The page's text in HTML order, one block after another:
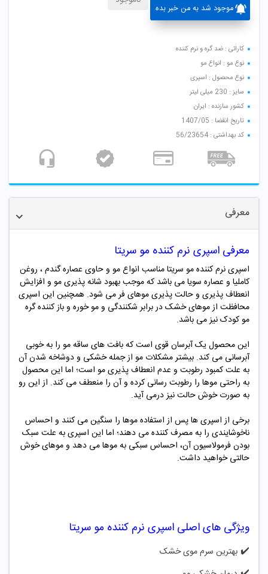
موجود شد به من خبر بده
کارائی : ضد گره و نرم کننده
نوع مو : انواع مو
نوع محصول : اسپری
سایز : 230 میلی لیتر
کشور سازنده : ایران
تاریخ انقضا : 1407/05
کد بهداشتی : 56/23654
معرفی
معرفی اسپری نرم کننده مو سریتا
اسپری نرم کننده مو سریتا مناسب انواع مو و حاوی عصاره گندم ، روغن
کاملیا و عصاره سویا می باشد که موجب بهبود شانه پذیری مو و افزایش
انعطاف پذیری و حالت پذیری موهای فر می شود. همچنین این اسپری
محافظت از موهای خشک در برابر شکنندگی و مو خوره و باز کننده گره
مو کودک نیز می باشد.
این محصول یک آبرسان قوی است که بافت های ساقه مو را به خوبی
آبرسانی می کند. بیشتر مشکلات مو از جمله خشکی و دوشاخه شدن آن
به علت کمبود رطوبت و عدم انعطاف پذیری مو است؛ اما این محصول
به راحتی موها را رطوبت رسانی کرده و آن را منعطف می کند. از این رو
به صورت خوش حالت نیز درمی آید.
برخی از اسپری ها پس از استفاده موها را سنگین می کنند و احساس
ناخوشایندی را به مصرف کننده می دهند؛ اما این اسپری به علت سبک
بودن فرمولاسیون آن، احساس سبکی به موها می دهد و موهای خوش
حالتی خواهید داشت.
ویژگی های اصلی اسپری نرم کننده مو سریتا
✔️ بهترین سرم موی خشک